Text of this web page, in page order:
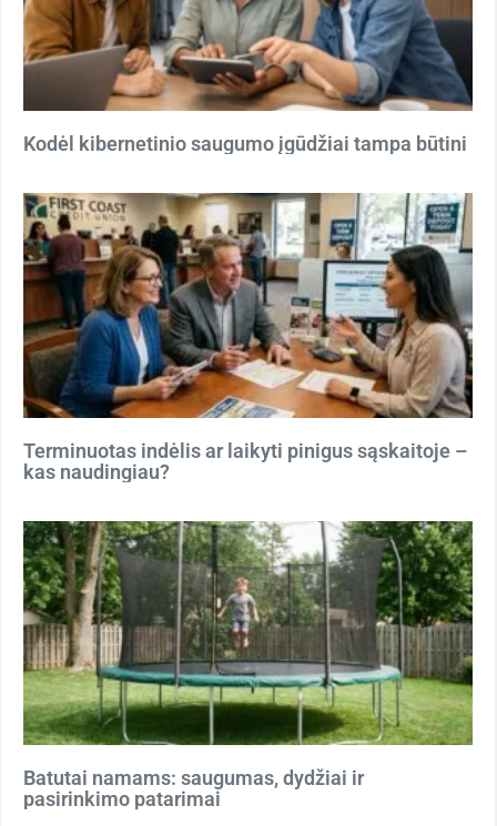
Kodėl kibernetinio saugumo įgūdžiai tampa būtini
Terminuotas indėlis ar laikyti pinigus sąskaitoje –
kas naudingiau?
Batutai namams: saugumas, dydžiai ir
pasirinkimo patarimai